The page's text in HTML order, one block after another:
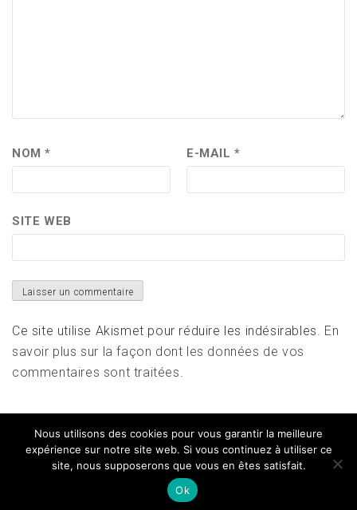
NOM* E-MAIL*
SITE WEB
Ce site utilise Akismet pour réduire les indésirables. En
savoir plus sur la façon dont les données de vos
commentaires sont traitées
Copyright All right reserved| Theme: Magazine Prime
Themeinwp
Nous utilisons des cookies pour vous garantir la meilleure
expérience sur notre site web. Si vous continuez à utiliser ce
site, nous supposerons que vous en êtes satisfait.
Ok